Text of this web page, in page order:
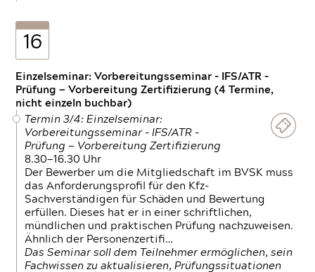
16
Einzelseminar: Vorbereitungsseminar - IFS/ATR -
Prüfung — Vorbereitung Zertifizierung (4 Termine,
nicht einzeln buchbar)
Termin 3/4: Einzelseminar:
Vorbereitungsseminar - IFS/ATR -
Prüfung — Vorbereitung Zertifizierung
8.30—16.30 Uhr
Der Bewerber um die Mitgliedschaft im BVSK muss
das Anforderungsprofil für den Kfz-
Sachverständigen für Schäden und Bewertung
erfüllen. Dieses hat er in einer schriftlichen,
mündlichen und praktischen Prüfung nachzuweisen.
Ähnlich der Personenzertifi…
Das Seminar soll dem Teilnehmer ermöglichen, sein
Fachwissen zu aktualisieren, Prüfungssituationen